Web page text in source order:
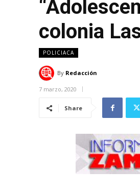
colonia
POLICIACA
By Redacción
7 marzo, 2020
Share